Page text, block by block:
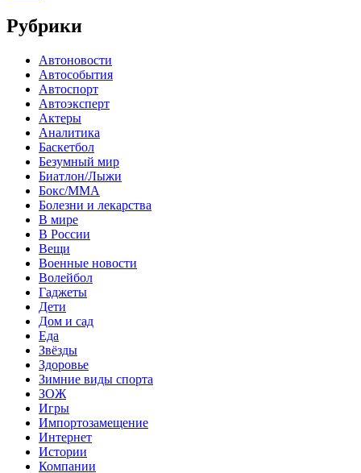
Рубрики
Автоновости
Автособытия
Автоспорт
Автоэксперт
Актеры
Аналитика
Баскетбол
Безумный мир
Биатлон/Лыжи
Бокс/MMA
Болезни и лекарства
В мире
В России
Вещи
Военные новости
Волейбол
Гаджеты
Дети
Дом и сад
Еда
Звёзды
Здоровье
Зимние виды спорта
ЗОЖ
Игры
Импортозамещение
Интернет
Истории
Компании